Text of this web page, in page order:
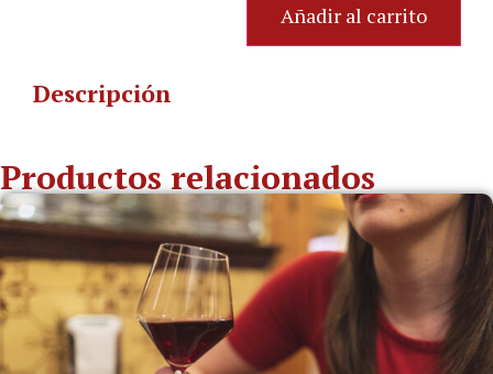
Añadir al carrito
Descripción
Productos relacionados